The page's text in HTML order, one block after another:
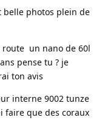
belle photos plein de
un nano de 60l
pense tu ? je
ton avis
interne 9002 tunze
faire que des coraux